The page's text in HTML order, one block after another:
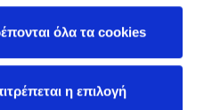
όλα τα cookies
η επιλογή